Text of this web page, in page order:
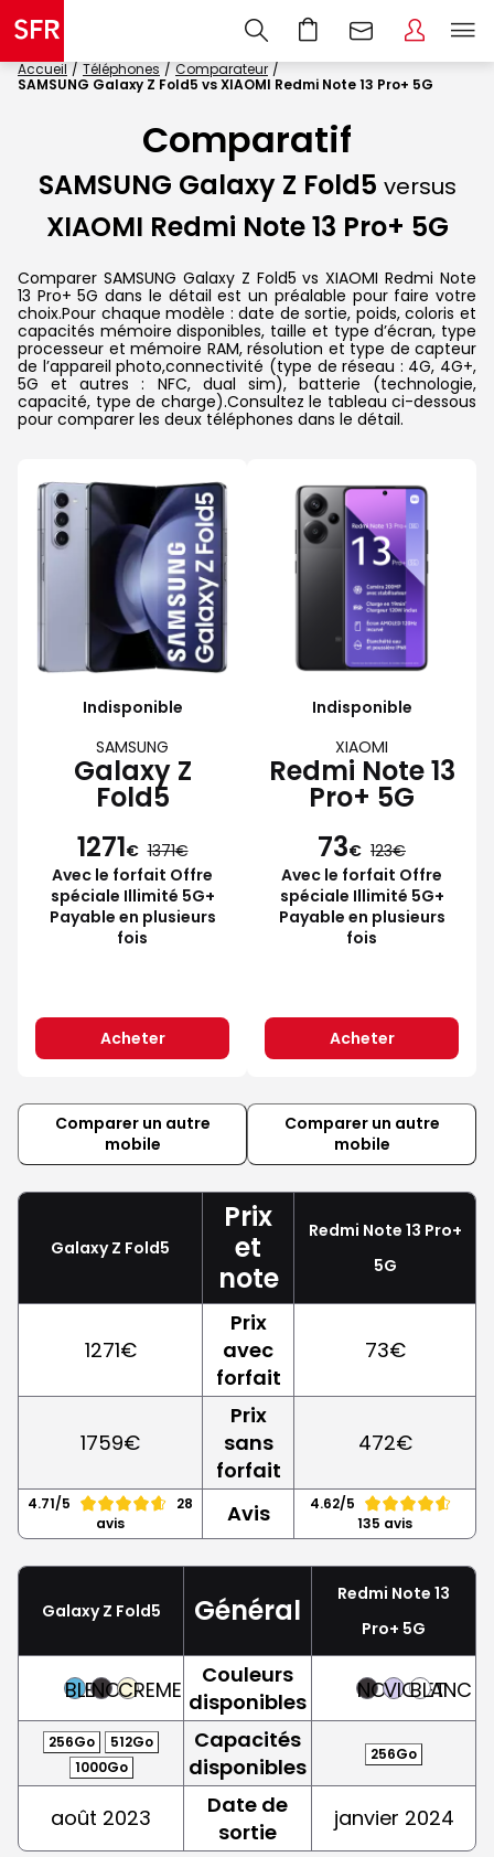
Accueil Téléphones
Comparateur
SAMSUNG Galaxy Z Fold5 vs XIAOMI Redmi Note 13 Pro+ 5G
Comparatif
SAMSUNG Galaxy Z Fold5 versus
XIAOMI Redmi Note 13 Pro+ 5G
Comparer SAMSUNG Galaxy Z Fold5 vs XIAOMI Redmi Note
13 Pro+ 5G dans le détail est un préalable pour faire votre
choix.Pour chaque modèle : date de sortie, poids, coloris et
capacités mémoire disponibles, taille et type d’écran, type
processeur et mémoire RAM, résolution et type de capteur
de l’appareil photo,connectivité (type de réseau : 4G, 4G+,
5G et autres : NFC, dual sim), batterie (technologie,
capacité, type de charge).Consultez le tableau ci-dessous
pour comparer les deux téléphones dans le détail.
Indisponible
SAMSUNG
Galaxy Z
Fold5
1271€ 1371
Avec le forfait Offre
spéciale Illimité 5G+
Payable en plusieurs
fois
Acheter
Indisponible
XIAOMI
Redmi Note 13
Pro+ 5G
73€ 123
Avec le forfait Offre
spéciale Illimité 5G+
Payable en plusieurs
fois
Acheter
Comparer un autre
mobile
Comparer un autre
mobile
Galaxy Z Fold5
Prix
et
note
Redmi Note 13 Pro+
5G
1271€
Prix
avec
forfait
73€
1759€
Prix
sans
forfait
472€
4.71/5
28
avis
Avis
4.62/5
135 avis
Galaxy Z Fold5 Général
Redmi Note 13
Pro+ 5G
BLEUNOIRCREME
Couleurs
disponibles
NOIRVIOLET
BLANC
256Go
512Go
1000Go
Capacités
disponibles
256Go
août 2023
Date de
sortie
janvier 2024